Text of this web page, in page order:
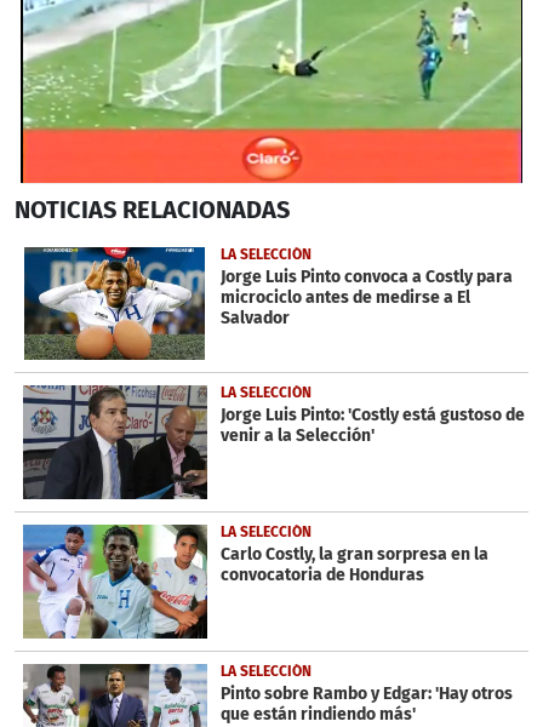
seconds
33
seconds
NOTICIAS RELACIONADAS
LA SELECCIÓN
Jorge Luis Pinto convoca a Costly para
microciclo antes de medirse a El
Salvador
LA SELECCIÓN
Jorge Luis Pinto: 'Costly está gustoso de
venir a la Selección'
LA SELECCIÓN
Carlo Costly, la gran sorpresa en la
convocatoria de Honduras
LA SELECCIÓN
Pinto sobre Rambo y Edgar: 'Hay otros
que están rindiendo más'